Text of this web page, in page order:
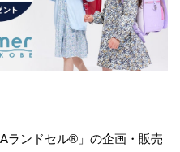
ランドセル®」の企画・販売